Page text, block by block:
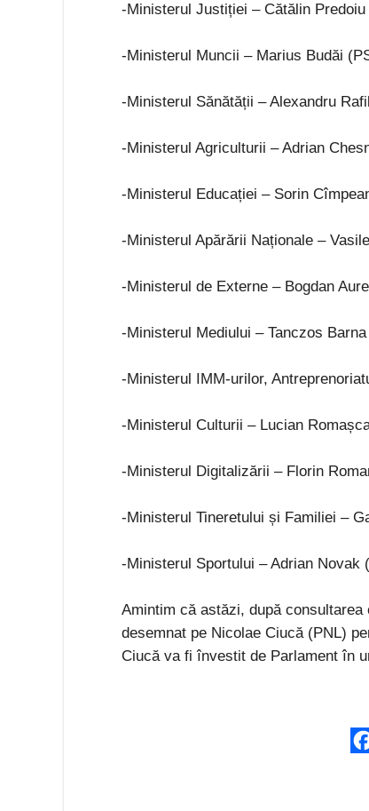
-Ministerul Justiției – Cătălin Predoiu
-Ministerul Muncii – Marius Budăi
-Ministerul Sănătății – Alexandru
-Ministerul Agriculturii – Adrian
-Ministerul Educației – Sorin
-Ministerul Apărării Naționale –
-Ministerul de Externe – Bogdan
-Ministerul Mediului – Tanczos
-Ministerul IMM-urilor,
-Ministerul Culturii – Lucian
-Ministerul Digitalizării – Florin
-Ministerul Tineretului și Familiei –
-Ministerul Sportului – Adrian Novak
Amintim că astăzi, după
desemnat pe Nicolae Ciucă (PNL)
Ciucă va fi învestit de Parlament în